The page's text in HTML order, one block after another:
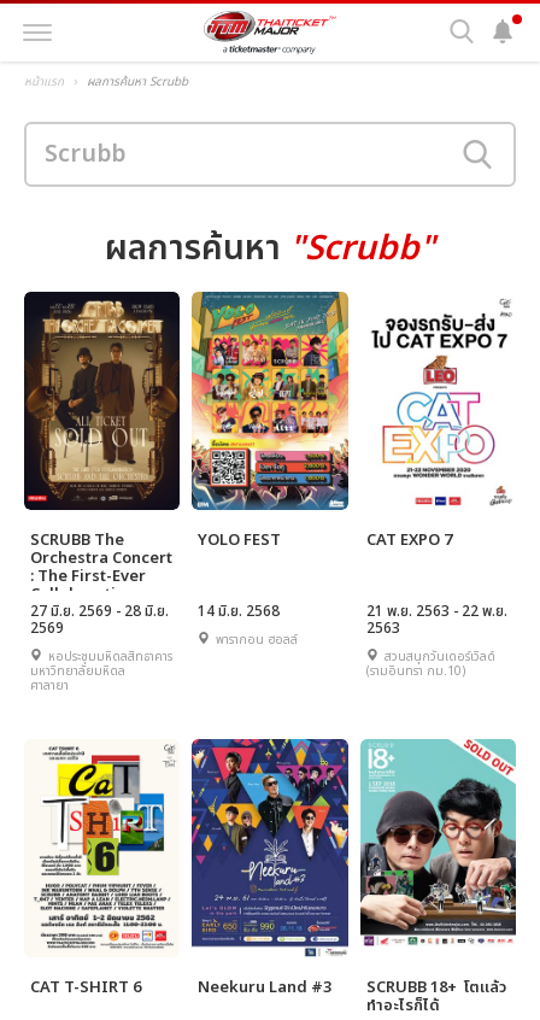
หน้าแรก ผลการค้นหา Scrubb
ผลการค้นหา "Scrubb"
SCRUBB The
Orchestra Concert
: The First-Ever
Collaboration
27 มิ.ย. 2569 - 28 มิ.ย.
2569
หอประชุมมหิดลสิทธาคาร
มหาวิทยาลัยมหิดล
ศาลายา
YOLO FEST
14 มิ.ย. 2568
พารากอน ฮอลล์
CAT EXPO 7
21 พ.ย. 2563 - 22 พ.ย.
2563
สวนสนุกวันเดอร์เวิลด์
(รามอินทรา กม.10)
CAT T-SHIRT 6 Neekuru Land #3 SCRUBB 18+ โตแล้ว
ทำอะไรก็ได้